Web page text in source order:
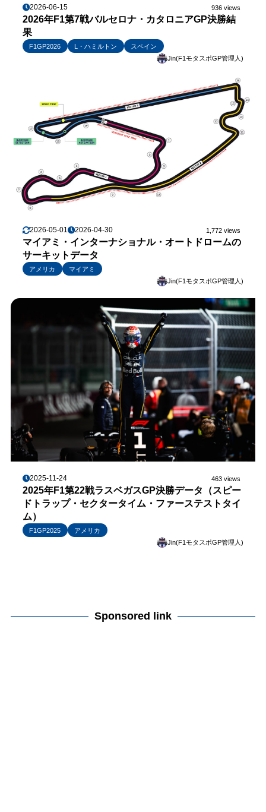
2026-06-15 936 views
2026年F1第7戦バルセロナ・カタロニアGP決勝結
果
F1GP2026 L・ハミルトン
スペイン
Jin(F1モタスポGP管理人)
2026-05-01 2026-04-30 1,772 views
マイアミ・インターナショナル・オートドロームの
サーキットデータ
アメリカ
マイアミ
Jin(F1モタスポGP管理人)
2025-11-24 463 views
2025年F1第22戦ラスベガスGP決勝データ（スピー
ドトラップ・セクタータイム・ファーステストタイ
ム）
F1GP2025
アメリカ
Jin(F1モタスポGP管理人)
Sponsored link